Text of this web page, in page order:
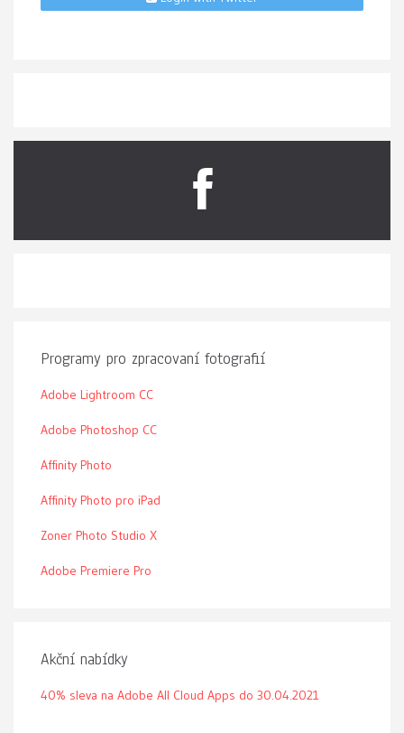
Programy pro zpracovaní fotografií
Adobe Lightroom CC
Adobe Photoshop CC
Affinity Photo
Affinity Photo pro iPad
Zoner Photo Studio X
Adobe Premiere Pro
Akční nabídky
40% sleva na Adobe All Cloud Apps do 30.04.2021